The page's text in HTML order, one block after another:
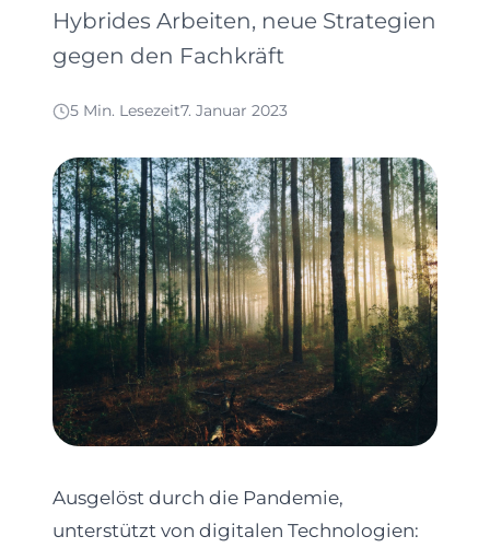
Hybrides Arbeiten, neue Strategien
gegen den Fachkräft
5 Min. Lesezeit7. Januar 2023
Ausgelöst durch die Pandemie,
unterstützt von digitalen Technologien: